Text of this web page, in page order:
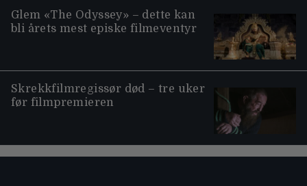
Glem «The Odyssey» – dette kan
bli årets mest episke filmeventyr
Skrekkfilmregissør død – tre uker
før filmpremieren